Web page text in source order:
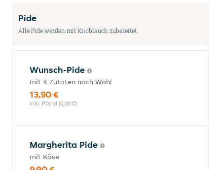
Pide
Alle Pide werden mit Knoblauch zubereitet.
Wunsch-Pide
mit 4 Zutaten nach Wahl
13,90 €
inkl. Pfand (0,00 €)
Margherita Pide
mit Käse